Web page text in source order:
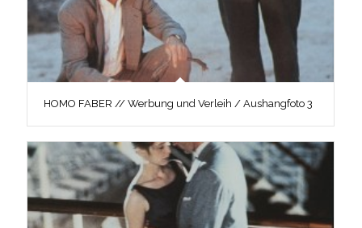
HOMO FABER // Werbung und Verleih / Aushangfoto 3